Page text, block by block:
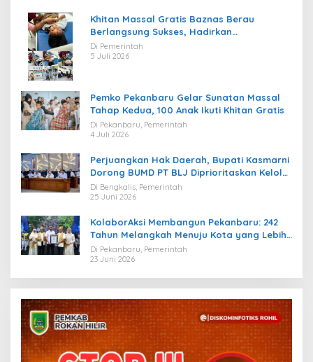
Khitan Massal Gratis Baznas Berau
Berlangsung Sukses, Hadirkan
Kebahagiaan bagi Puluhan Anak
Di Pemerintah
5 Juli 2026
Pemko Pekanbaru Gelar Sunatan Massal
Tahap Kedua, 100 Anak Ikuti Khitan Gratis
Di Pekanbaru, Pemerintah
4 Juli 2026
Perjuangkan Hak Daerah, Bupati Kasmarni
Dorong BUMD PT BLJ Diprioritaskan Kelola
Migas
Di Bengkalis, Pemerintah
25 Juni 2026
KolaborAksi Membangun Pekanbaru: 242
Tahun Melangkah Menuju Kota yang Lebih
Maju
Di Pekanbaru, Pemerintah
23 Juni 2026